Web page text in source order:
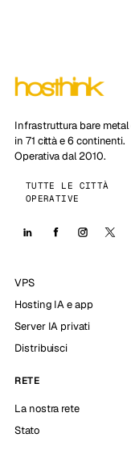
Infrastruttura bare metal
in 71 città e 6 continenti.
Operativa dal 2010.
TUTTE LE CITTÀ
OPERATIVE
VPS
Hosting IA e app
Server IA privati
Distribuisci
RETE
La nostra rete
Stato